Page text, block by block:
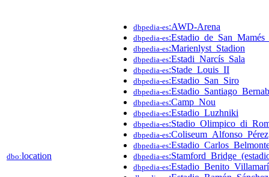
dbo:location
dbpedia-es:AWD-Arena
dbpedia-es
dbpedia-es:Marienlyst_Stadion
dbpedia-es:Estadi_Narcís_Sala
dbpedia-es:Stade_Louis_II
dbpedia-es:Estadio_San_Siro
dbpedia-es
dbpedia-es:Camp_Nou
dbpedia-es:Estadio_Luzhniki
dbpedia-es
dbpedia-es:Coliseum_Alfonso_Pérez
dbpedia-es
dbpedia-es
dbpedia-es